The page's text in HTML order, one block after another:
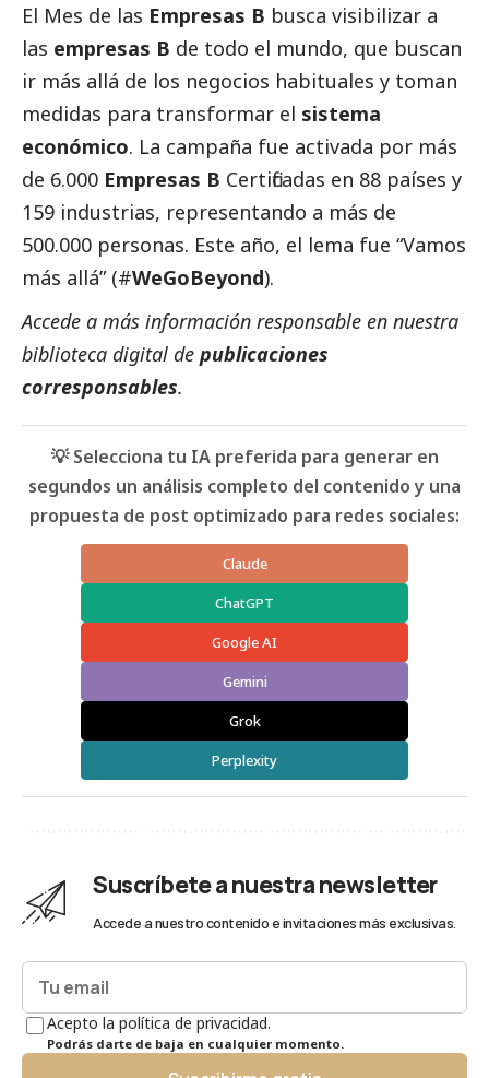
El Mes de las Empresas B busca visibilizar a
las empresas B de todo el mundo, que buscan
ir más allá de los negocios habituales y toman
medidas para transformar el sistema
económico. La campaña fue activada por más
de 6.000 Empresas B Certificadas en 88 países y
159 industrias, representando a más de
500.000 personas. Este año, el lema fue “Vamos
más allá” (#WeGoBeyond).
Accede a más información responsable en nuestra
biblioteca digital de publicaciones
corresponsables.
💡 Selecciona tu IA preferida para generar en
segundos un análisis completo del contenido y una
propuesta de post optimizado para redes sociales:
Claude
ChatGPT
Google AI
Gemini
Grok
Perplexity
Suscríbete a nuestra newsletter
Accede a nuestro contenido e invitaciones más exclusivas.
Acepto la política de privacidad.
Podrás darte de baja en cualquier momento.